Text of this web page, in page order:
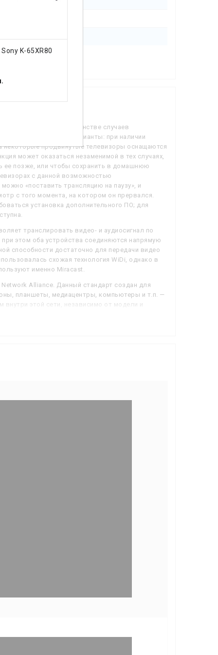
K-65XR80
телевизоре. В большинстве случаев
и другие варианты: при наличии
некоторые продвинутые телевизоры оснащаются
может оказаться незаменимой в тех случаях,
ее позже, или чтобы сохранить в домашнюю
с данной возможностью
«поставить трансляцию на паузу», и
с того момента, на котором он прервался.
установка дополнительного ПО; для
транслировать видео- и аудиосигнал по
при этом оба устройства соединяются напрямую
способности достаточно для передачи видео
схожая технология WiDi, однако в
именно Miracast.
Alliance. Данный стандарт создан для
планшеты, медиацентры, компьютеры и т.п. —
этой сети, независимо от модели и